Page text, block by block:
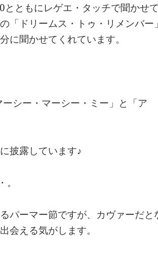
ともにレゲエ・タッチで聞かせて
「ドリームス・トゥ・リメンバー」
に聞かせてくれています。
シー・マーシー・ミー」と「ア
披露しています♪
パーマー節ですが、カヴァーだと
会える気がします。